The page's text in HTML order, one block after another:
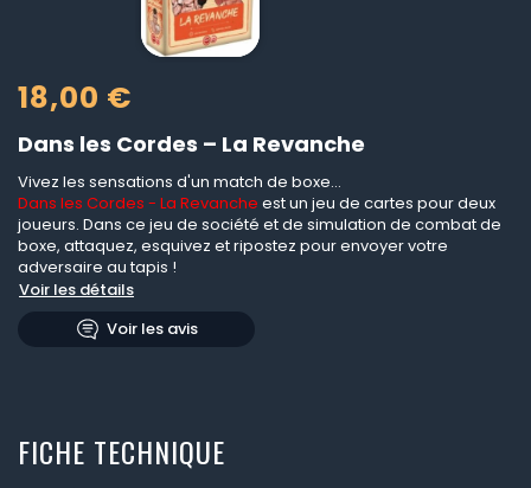
18,00 €
Dans les Cordes – La Revanche
Vivez les sensations d'un match de boxe...
Dans les Cordes - La Revanche est un jeu de cartes pour deux
joueurs. Dans ce jeu de société et de simulation de combat de
boxe, attaquez, esquivez et ripostez pour envoyer votre
adversaire au tapis !
Voir les détails
Voir les avis
FICHE TECHNIQUE